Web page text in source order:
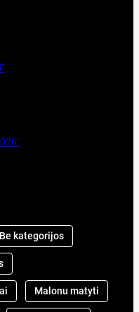
Be kategorijos
Malonu matyti